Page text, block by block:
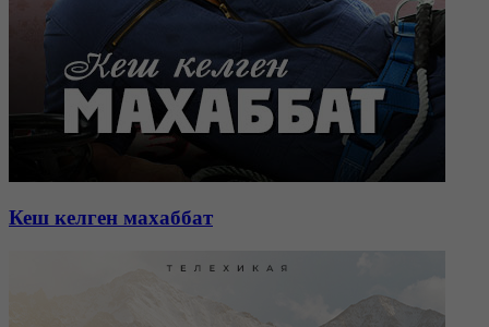
Кеш келген махаббат